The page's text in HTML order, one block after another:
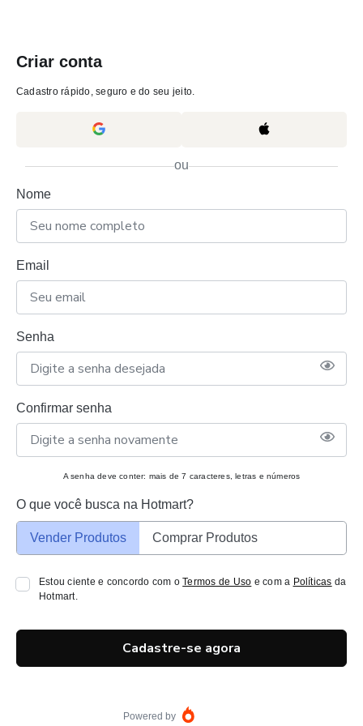
Criar conta
Cadastro rápido, seguro e do seu jeito.
ou
Nome
Email
Senha
Confirmar senha
A senha deve conter: mais de 7 caracteres, letras e números
O que você busca na Hotmart?
Vender Produtos Comprar Produtos
Estou ciente e concordo com oTermos de Uso e com a Políticas da
Hotmart.
Cadastre-se agora
Powered by